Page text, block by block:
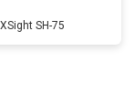
XSight SH-75